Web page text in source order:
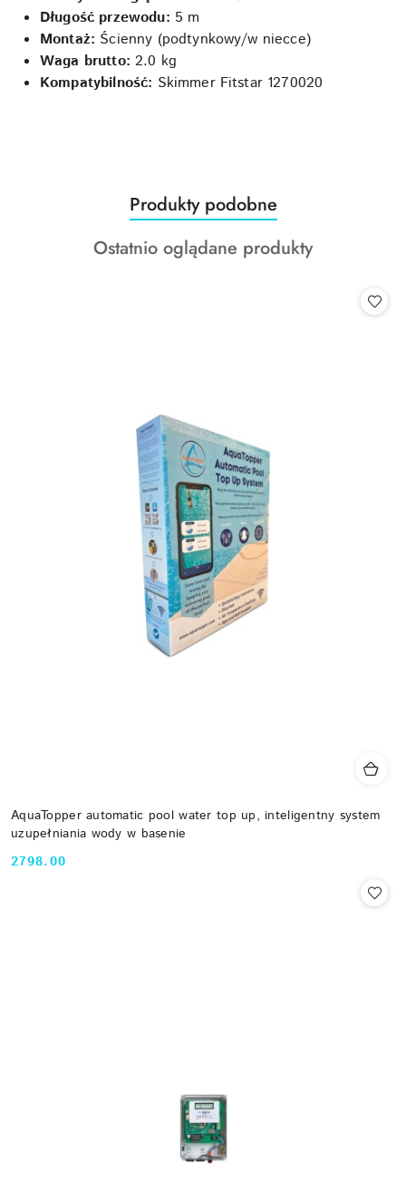
Długość przewodu: 5 m
Montaż: Ścienny (podtynkowy/w niecce)
Waga brutto: 2.0 kg
Kompatybilność: Skimmer Fitstar 1270020
Pomiń karuzelę produktów
Produkty
o
statusie:
Produkty podobne
Produkty
Ostatnio oglądane produkty
AquaTopper automatic pool water top up, inteligentny system
uzupełniania wody w basenie
Cena:
2798.00